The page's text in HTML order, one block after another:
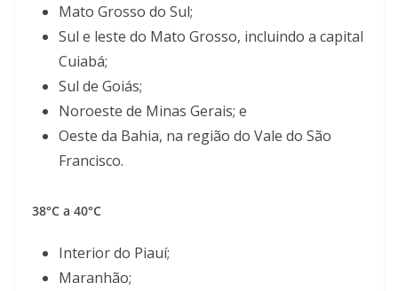
Mato Grosso do Sul;
Sul e leste do Mato Grosso, incluindo a capital
Cuiabá;
Sul de Goiás;
Noroeste de Minas Gerais; e
Oeste da Bahia, na região do Vale do São
Francisco.
38°C a 40°C
Interior do Piauí;
Maranhão;